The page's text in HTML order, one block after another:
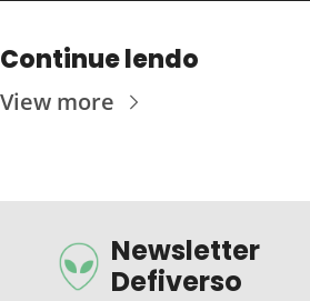
Continue lendo
View more
Newsletter
Defiverso